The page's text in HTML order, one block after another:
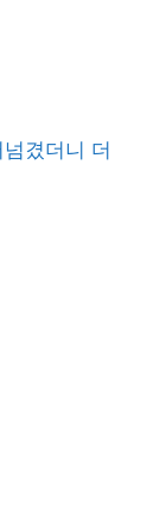
겼더니 더